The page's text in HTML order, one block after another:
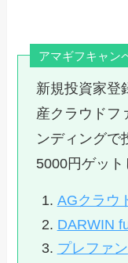
アマギフキャン
新規投資家登
産クラウドフ
ンディングで
5000円ゲット
AGクラウ
DARWIN
プレファ